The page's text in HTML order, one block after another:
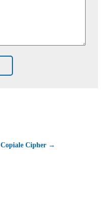
Copiale Cipher →